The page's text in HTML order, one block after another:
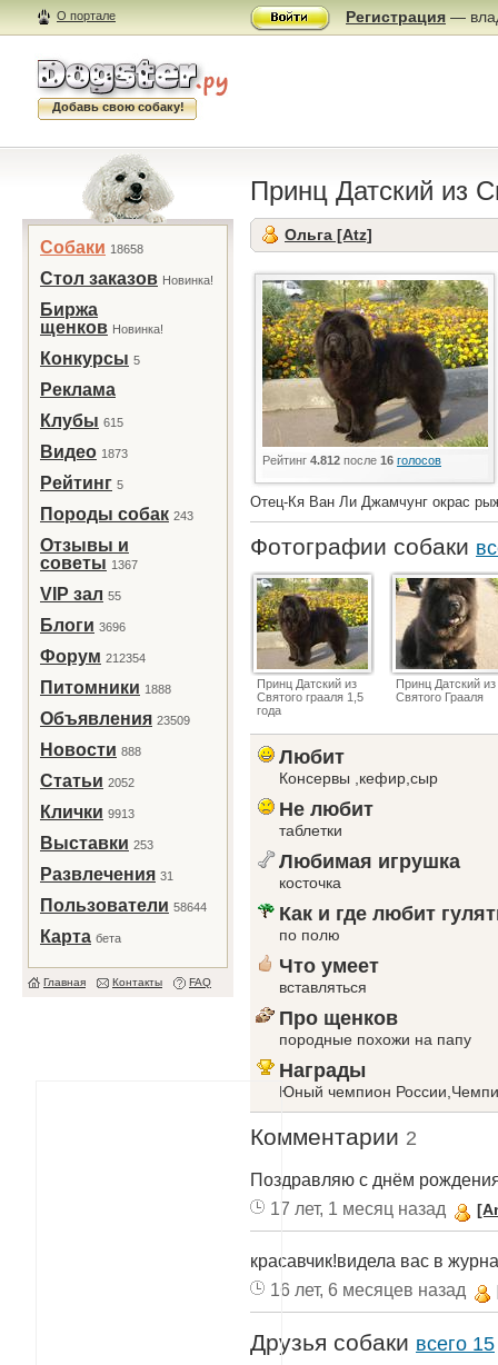
О портале Регистрация —
Добавь свою собаку!
Собаки 18658
Стол заказов Новинка!
Биржа
щенков Новинка!
Конкурсы 5
Реклама
Клубы 615
Видео 1873
Рейтинг 5
Породы собак 243
Отзывы и
советы 1367
VIP зал 55
Блоги 3696
Форум 212354
Питомники 1888
Объявления 23509
Новости 888
Статьи 2052
Клички 9913
Выставки 253
Развлечения 31
Пользователи 58644
Карта бета
Главная Контакты FAQ
Принц Датский из
Ольга [Atz]
Рейтинг 4.812 после 16 голосов
Отец-Кя Ван Ли Джамчунг окрас
Фотографии собаки
Принц Датский из
Святого грааля 1,5
года
Принц Датский из
Святого Грааля
Любит
Консервы ,кефир,сыр
Не любит
таблетки
Любимая игрушка
косточка
Как и где любит
по полю
Что умеет
вставляться
Про щенков
породные похожи на папу
Награды
Юный чемпион
Комментарии 2
Поздравляю с днём
17 лет, 1 месяц назад
красавчик!видела вас в
16 лет, 6 месяцев назад
Друзья собаки всего 15